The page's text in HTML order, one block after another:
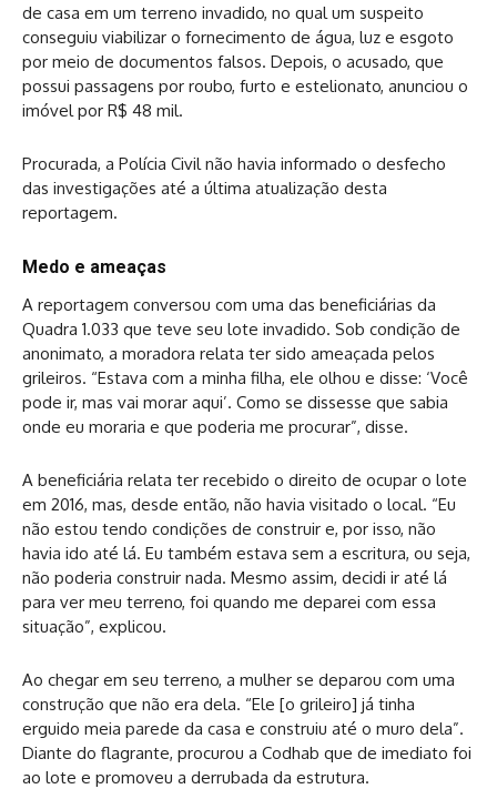
de casa em um terreno invadido, no qual um suspeito
conseguiu viabilizar o fornecimento de água, luz e esgoto
por meio de documentos falsos. Depois, o acusado, que
possui passagens por roubo, furto e estelionato, anunciou o
imóvel por R$ 48 mil.
Procurada, a Polícia Civil não havia informado o desfecho
das investigações até a última atualização desta
reportagem.
Medo e ameaças
A reportagem conversou com uma das beneficiárias da
Quadra 1.033 que teve seu lote invadido. Sob condição de
anonimato, a moradora relata ter sido ameaçada pelos
grileiros. “Estava com a minha filha, ele olhou e disse: ‘Você
pode ir, mas vai morar aqui’. Como se dissesse que sabia
onde eu moraria e que poderia me procurar”, disse.
A beneficiária relata ter recebido o direito de ocupar o lote
em 2016, mas, desde então, não havia visitado o local. “Eu
não estou tendo condições de construir e, por isso, não
havia ido até lá. Eu também estava sem a escritura, ou seja,
não poderia construir nada. Mesmo assim, decidi ir até lá
para ver meu terreno, foi quando me deparei com essa
situação”, explicou.
Ao chegar em seu terreno, a mulher se deparou com uma
construção que não era dela. “Ele [o grileiro] já tinha
erguido meia parede da casa e construiu até o muro dela”.
Diante do flagrante, procurou a Codhab que de imediato foi
ao lote e promoveu a derrubada da estrutura.